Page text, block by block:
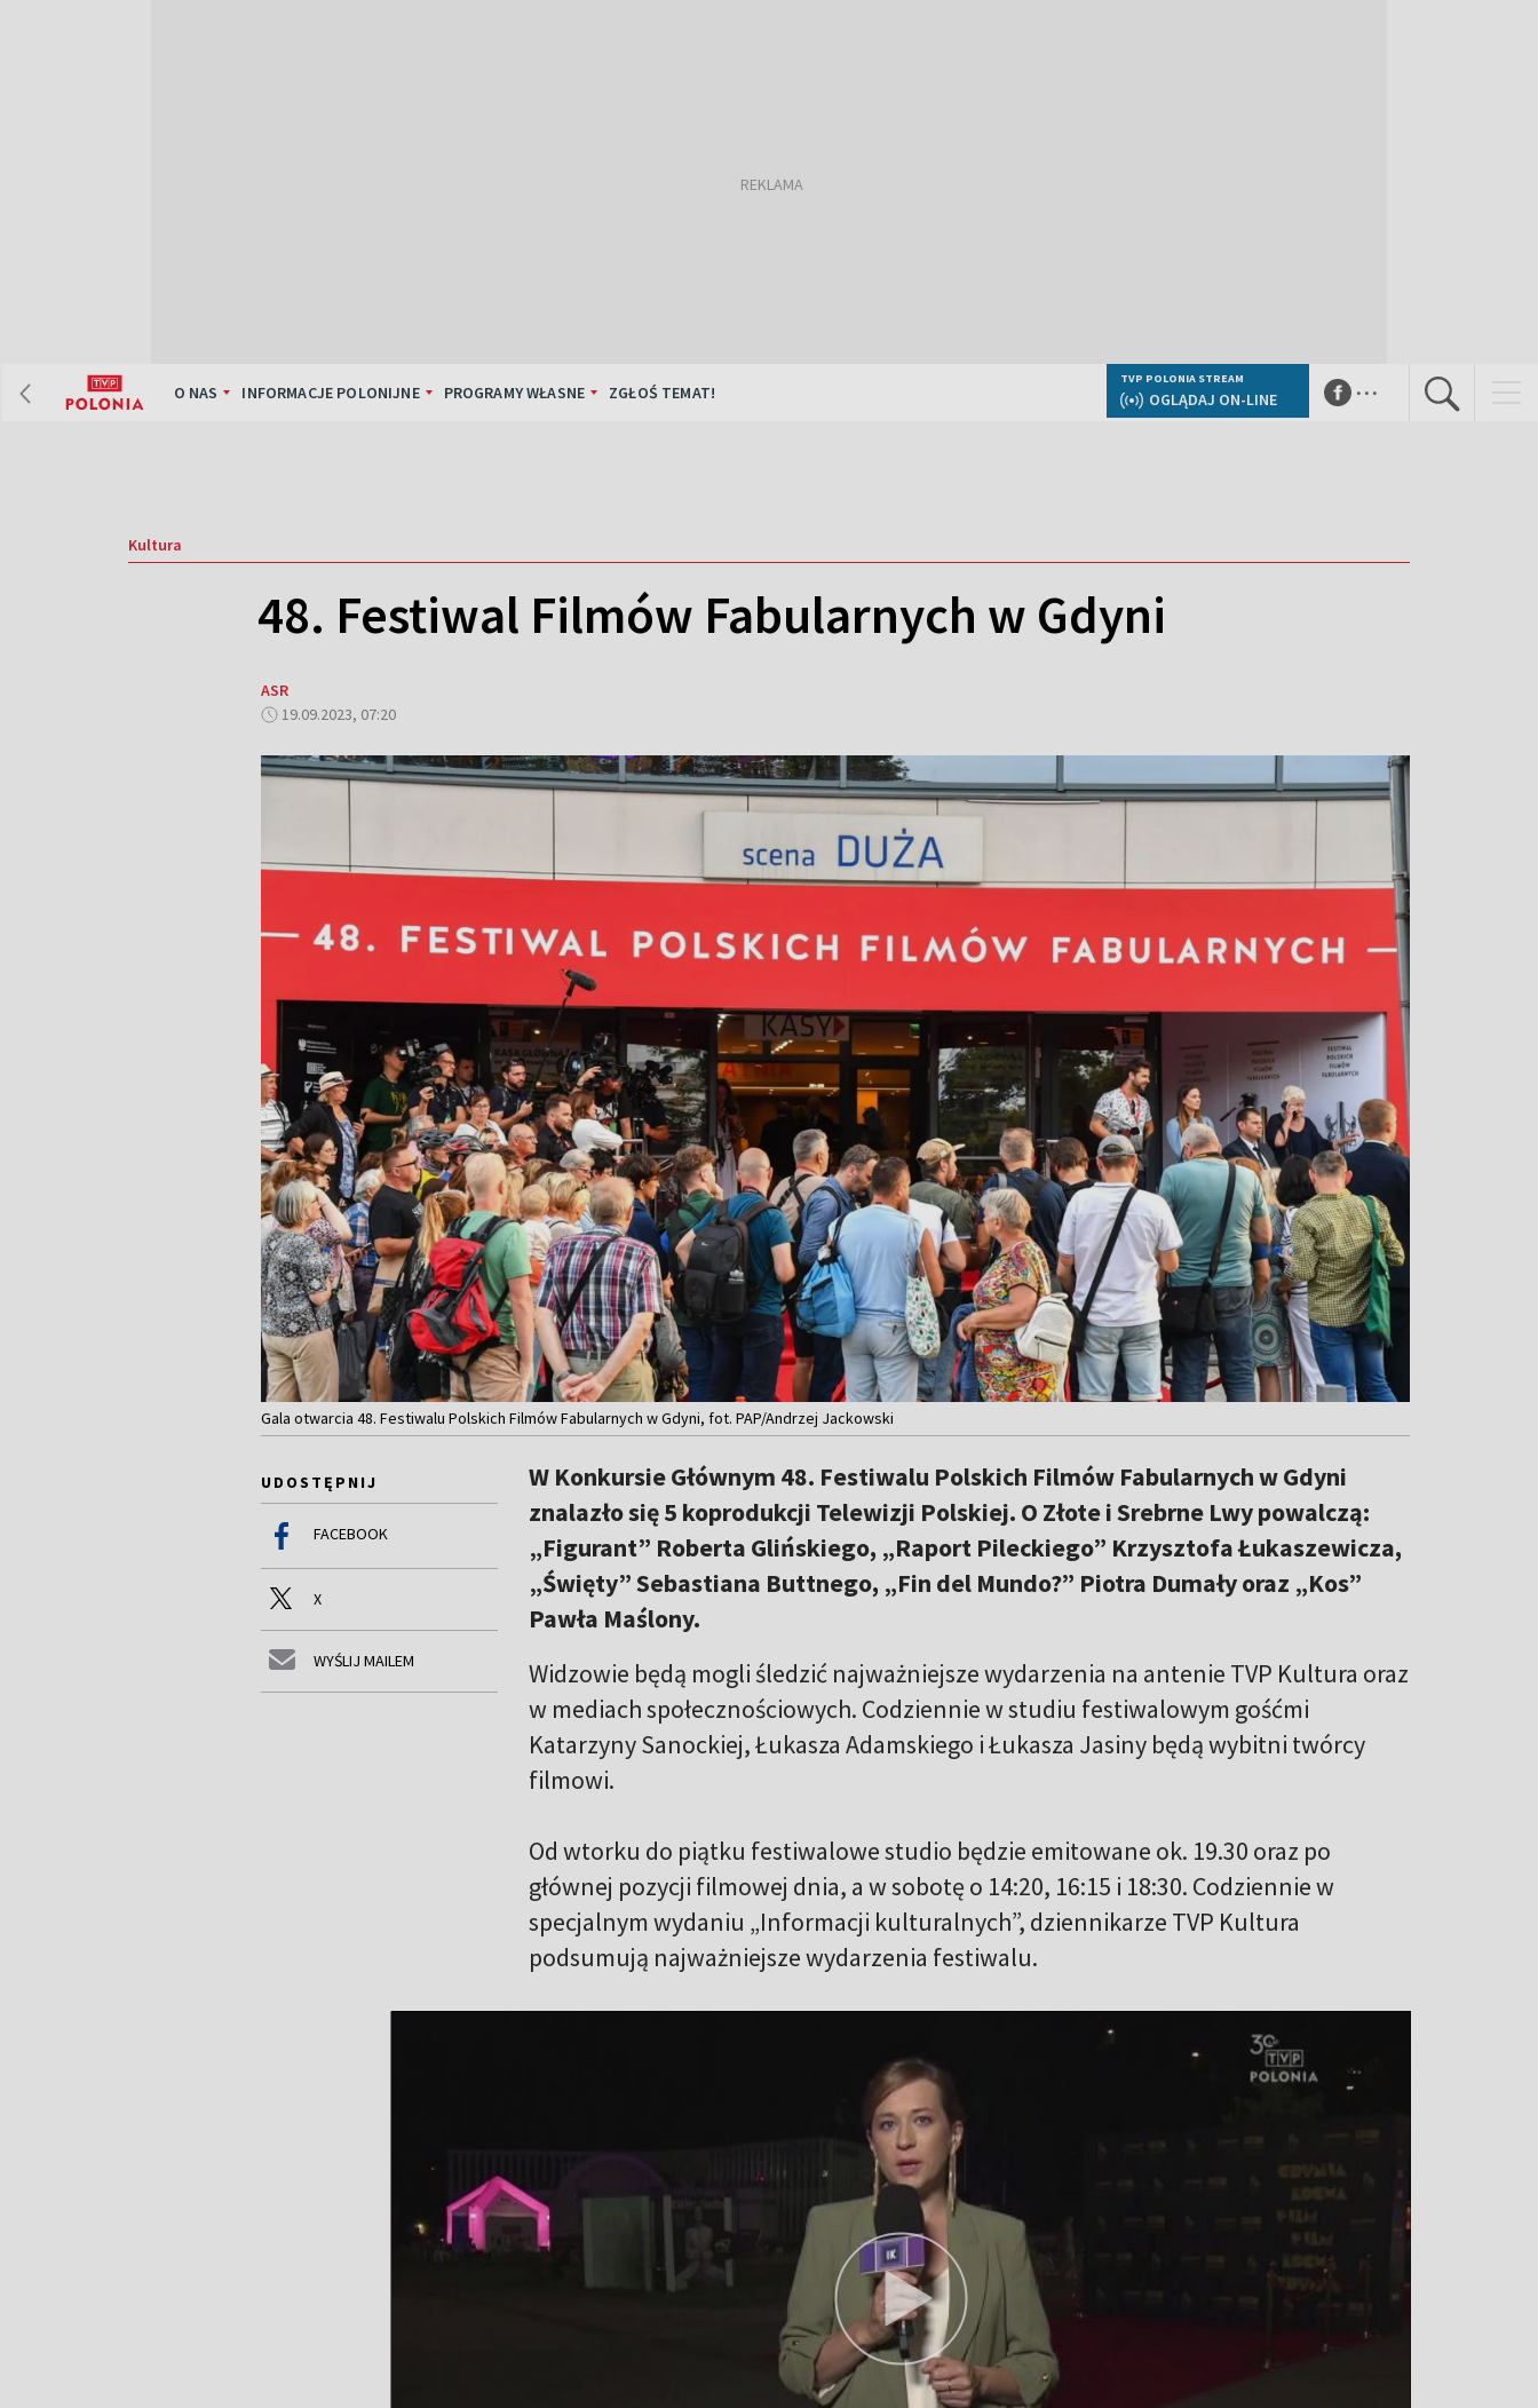
O NAS INFORMACJE POLONIJNE PROGRAMY WŁASNE ZGŁOŚ TEMAT!
TVP POLONIA STREAM
OGLĄDAJ ON-LINE ...
Kultura
48. Festiwal Filmów Fabularnych w Gdyni
ASR
19.09.2023, 07:20
Gala otwarcia 48. Festiwalu Polskich Filmów Fabularnych w Gdyni, fot. PAP/Andrzej Jackowski
UDOSTĘPNIJ
FACEBOOK
X
WYŚLIJ MAILEM
W Konkursie Głównym 48. Festiwalu Polskich Filmów Fabularnych w Gdyni
znalazło się 5 koprodukcji Telewizji Polskiej. O Złote i Srebrne Lwy powalczą:
„Figurant” Roberta Glińskiego, „Raport Pileckiego” Krzysztofa Łukaszewicza,
„Święty” Sebastiana Buttnego, „Fin del Mundo?” Piotra Dumały oraz „Kos”
Pawła Maślony.
Widzowie będą mogli śledzić najważniejsze wydarzenia na antenie TVP Kultura oraz
w mediach społecznościowych. Codziennie w studiu festiwalowym gośćmi
Katarzyny Sanockiej, Łukasza Adamskiego i Łukasza Jasiny będą wybitni twórcy
filmowi.
Od wtorku do piątku festiwalowe studio będzie emitowane ok. 19.30 oraz po
głównej pozycji filmowej dnia, a w sobotę o 14:20, 16:15 i 18:30. Codziennie w
specjalnym wydaniu „Informacji kulturalnych”, dziennikarze TVP Kultura
podsumują najważniejsze wydarzenia festiwalu.